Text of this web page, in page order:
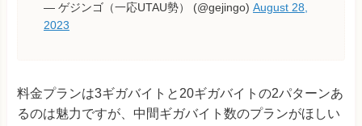
— ゲジンゴ（一応UTAU勢） (@gejingo) August 28,
2023
料金プランは3ギガバイトと20ギガバイトの2パターンあ
るのは魅力ですが、中間ギガバイト数のプランがほしい